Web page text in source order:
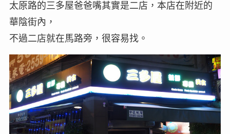
太原路的三多屋爸爸嘴其實是二店，本店在附近的
華陰街內，
不過二店就在馬路旁，很容易找。